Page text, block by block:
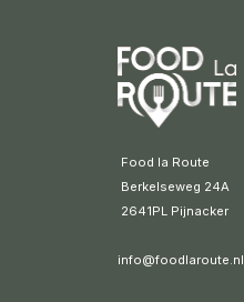
Food la Route
Berkelseweg 24A
2641PL Pijnacker
info@foodlaroute.nl